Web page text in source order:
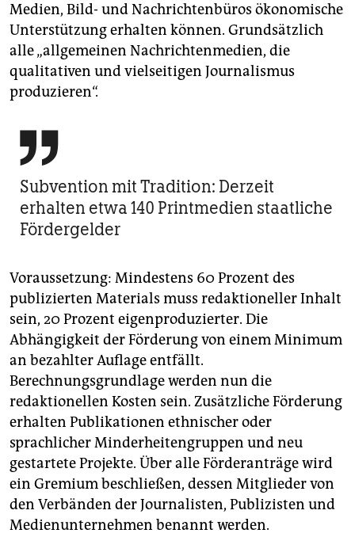
Medien, Bild- und Nachrichtenbüros ökonomische
Unterstützung erhalten können. Grundsätzlich
alle „allgemeinen Nachrichtenmedien, die
qualitativen und vielseitigen Journalismus
produzieren“.

Subvention mit Tradition: Derzeit
erhalten etwa 140 Printmedien staatliche
Fördergelder
Voraussetzung: Mindestens 60 Prozent des
publizierten Materials muss redaktioneller Inhalt
sein, 20 Prozent eigenproduzierter. Die
Abhängigkeit der Förderung von einem Minimum
an bezahlter Auflage entfällt.
Berechnungsgrundlage werden nun die
redaktionellen Kosten sein. Zusätzliche Förderung
erhalten Publikationen ethnischer oder
sprachlicher Minderheitengruppen und neu
gestartete Projekte. Über alle Förderanträge wird
ein Gremium beschließen, dessen Mitglieder von
den Verbänden der Journalisten, Publizisten und
Medienunternehmen benannt werden.